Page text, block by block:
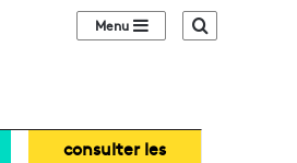
Sidebar (barre
consulter les